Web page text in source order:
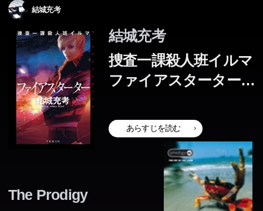
リー文学大賞新人賞受賞作。
ハ」シリーズ長編第三弾!
かう!!第11回電撃小説大賞“銀賞”受賞作品、緊迫の第3弾登
場。
いたいと願うようになる。だが、共和国による細菌兵器散
布の脅威がｃｙに迫っていた。彼女は彼を救うため、二百
二十一隻の船に戦いを挑む決意を固める。絶望的な戦力差
を超えて、員はｃｙの元に辿り着くことができるのか。／
解説＝牧眞司
結城充考
結城充考
捜査一課殺人班イルマ
ファイアスターター
あらすじを読む
The Prodigy
「クロハ」シリーズ第二弾。
のクロハの活躍を描くシリーズの原点。
いたいと願うようになる。だが、共和国による細菌兵器散
布の脅威がｃｙに迫っていた。彼女は彼を救うため、二百
二十一隻の船に戦いを挑む決意を固める。絶望的な戦力差
を超えて、員はｃｙの元に辿り着くことができるのか。／
解説＝牧眞司
リー文学大賞新人賞受賞作。